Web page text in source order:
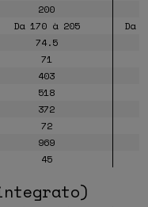
200
Da 170 à 205
Da
74.5
71
403
518
372
72
969
45